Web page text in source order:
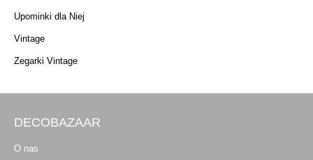
Upominki dla Niej
Vintage
Zegarki Vintage
DECOBAZAAR
O nas